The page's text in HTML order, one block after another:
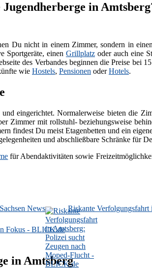
in
Du nicht in einem Zimmer, sondern in
Sportgeräte, einen Grillplatz oder auch eine
des Verbandes beginnen die Preise
wie Hostels, Pensionen oderHotels.
eingerichtet. Normalerweise bieten die
Zimmer mit rollstuhl- beziehungsweise
findest Du meist Etagenbetten und ein
und abschließbare Schränke für
für Abendaktivitäten sowie
News Riskante
Fokus - BLICK.de
in Amtsberg